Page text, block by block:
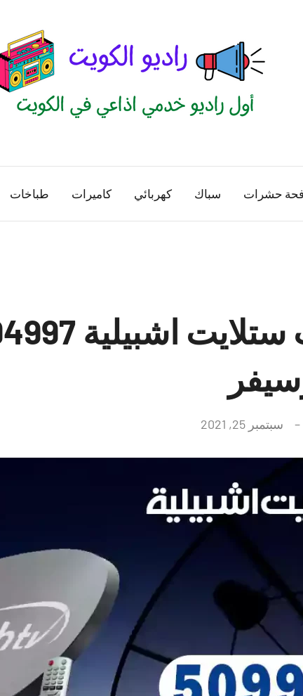
الكويت
منصة
اذاعية
حشرات سباك كهربائي كاميرات طباخات
سبتمبر 25, 2021